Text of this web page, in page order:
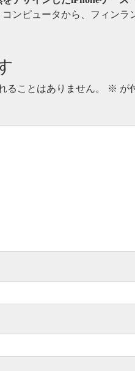
ンピュータから、フィン
ることはありません。 ※ が